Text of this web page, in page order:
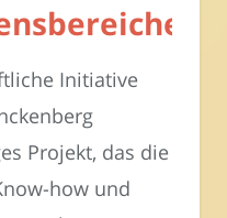
Initiative
Projekt, das die
how und